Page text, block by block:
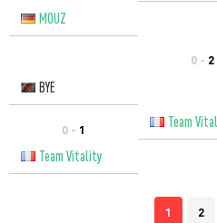
MOUZ
0 - 2
BYE
0 - 1
Team
Team Vitality
1 2